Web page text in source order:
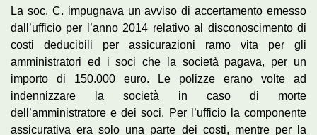
La soc. C. impugnava un avviso di accertamento emesso
dall’ufficio per l’anno 2014 relativo al disconoscimento di
costi deducibili per assicurazioni ramo vita per gli
amministratori ed i soci che la società pagava, per un
importo di 150.000 euro. Le polizze erano volte ad
indennizzare la società in caso di morte
dell’amministratore e dei soci. Per l’ufficio la componente
assicurativa era solo una parte dei costi, mentre per la